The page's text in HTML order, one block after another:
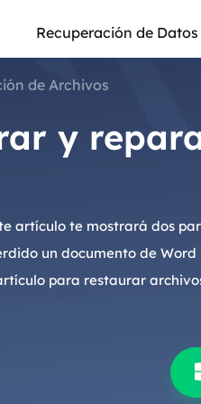
Recuperación de Datos
Más
de Archivos
y
artículo te mostrará dos
un documento de
para restaurar